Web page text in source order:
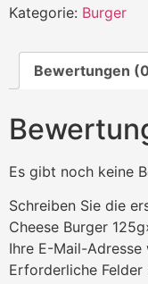
Kategorie: Burger
Bewertungen
Es gibt noch keine
Schreiben Sie die
Cheese Burger
Ihre E-Mail-
Erforderliche Felder